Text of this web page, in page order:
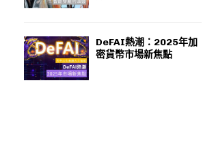
DeFAI熱潮：2025年加
密貨幣市場新焦點